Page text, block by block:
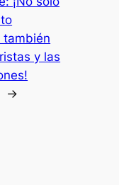
también
y las
→